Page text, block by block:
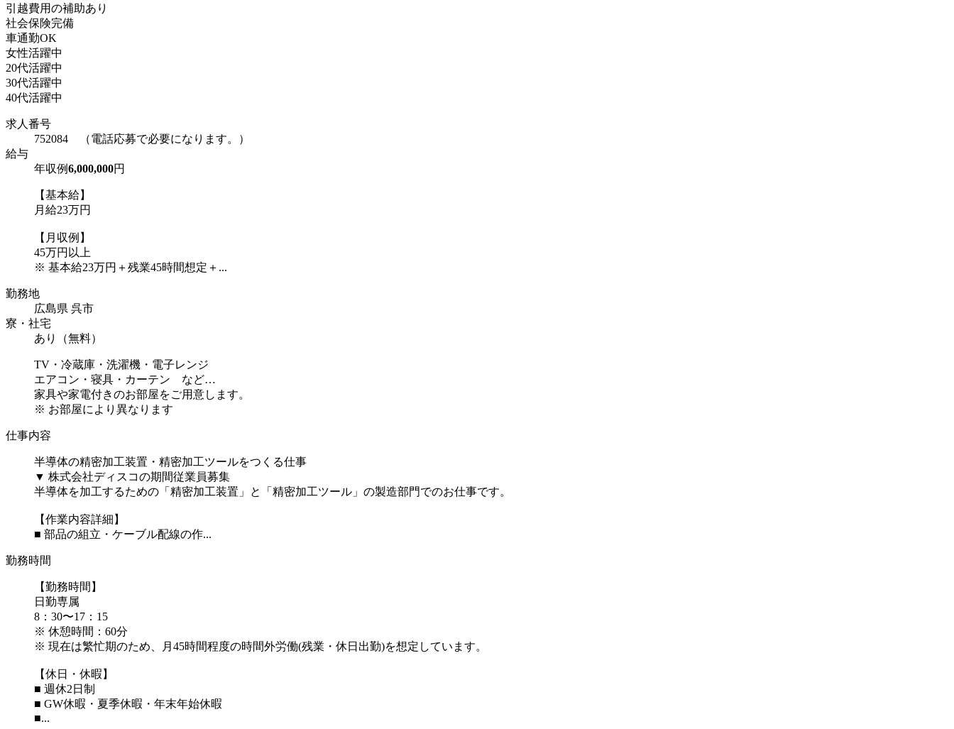
引越費用の補助あり
社会保険完備
車通勤OK
女性活躍中
20代活躍中
30代活躍中
40代活躍中
求人番号
752084 （電話応募で必要になります。）
給与
年収例6,000,000円
【基本給】
月給23万円
【月収例】
45万円以上
※ 基本給23万円＋残業45時間想定＋...
勤務地
広島県 呉市
寮・社宅
あり（無料）
TV・冷蔵庫・洗濯機・電子レンジ
エアコン・寝具・カーテン など…
家具や家電付きのお部屋をご用意します。
※ お部屋により異なります
仕事内容
半導体の精密加工装置・精密加工ツールをつくる仕事
▼ 株式会社ディスコの期間従業員募集
半導体を加工するための「精密加工装置」と「精密加工ツール」の製造部門でのお仕事です。
【作業内容詳細】
■ 部品の組立・ケーブル配線の作...
勤務時間
【勤務時間】
日勤専属
8：30〜17：15
※ 休憩時間：60分
※ 現在は繁忙期のため、月45時間程度の時間外労働(残業・休日出勤)を想定しています。
【休日・休暇】
■ 週休2日制
■ GW休暇・夏季休暇・年末年始休暇
■...